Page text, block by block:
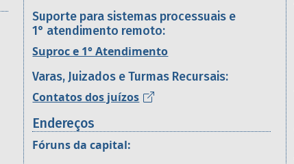
Suporte para sistemas processuais e
1° atendimento remoto:
Suproc e 1° Atendimento
Varas, Juizados e Turmas Recursais:
Contatos dos juízos
Endereços
Fóruns da capital: